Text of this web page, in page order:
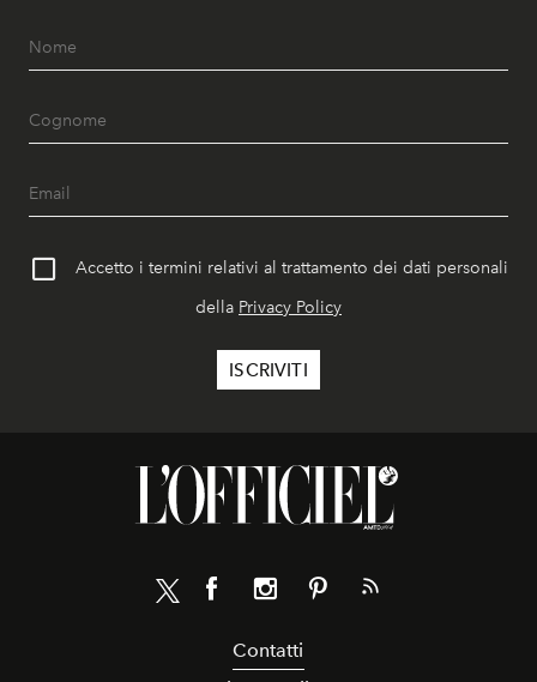
Accetto i termini relativi al trattamento dei dati personali
della Privacy Policy
Contatti